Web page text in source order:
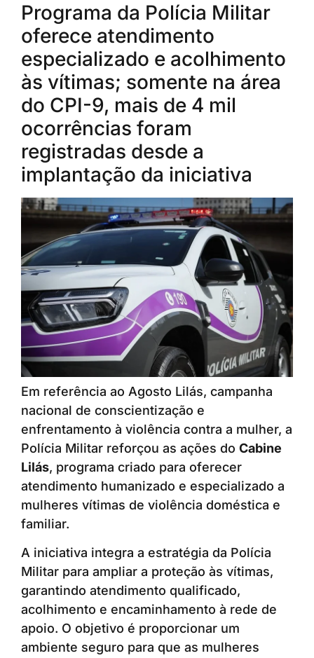
Programa da Polícia Militar
oferece atendimento
especializado e acolhimento
às vítimas; somente na área
do CPI-9, mais de 4 mil
ocorrências foram
registradas desde a
implantação da iniciativa
Em referência ao Agosto Lilás, campanha
nacional de conscientização e
enfrentamento à violência contra a mulher, a
Polícia Militar reforçou as ações do Cabine
Lilás, programa criado para oferecer
atendimento humanizado e especializado a
mulheres vítimas de violência doméstica e
familiar.
A iniciativa integra a estratégia da Polícia
Militar para ampliar a proteção às vítimas,
garantindo atendimento qualificado,
acolhimento e encaminhamento à rede de
apoio. O objetivo é proporcionar um
ambiente seguro para que as mulheres